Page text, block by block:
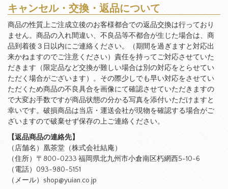
キャンセル・交換・返品について
商品の性質上ご注成立後のお客様都合での返品交換は行っており
ません。商品の入れ間違い、不良品等不都合が生じた場合は、商
品到着後３日以内にご連絡ください。（期間を過ぎますと対応出
来かねますのでご注意ください）責任を持ってご対応させていた
だきます（限定品など交換が難しい場合は別の対応をとらせてい
ただく場合がございます）。その際少しでも早い対応をさせてい
ただくため商品の不良具合を画像にて確認させていただきますの
で大変お手数ですが商品状態の分かる写真を添付いただけますと
幸いです。破損商品は当店・運送会社が現物を確認する場合がご
ざいますので破棄せず保存の上ご連絡ください。
【返品商品の連絡先】
（店舗名）凰茶堂（株式会社結庵）
（住所）〒800-0233 福岡県北九州市小倉南区朽網西5-10-6
（電話）093-980-5151
（メール）shop@yuian.co.jp